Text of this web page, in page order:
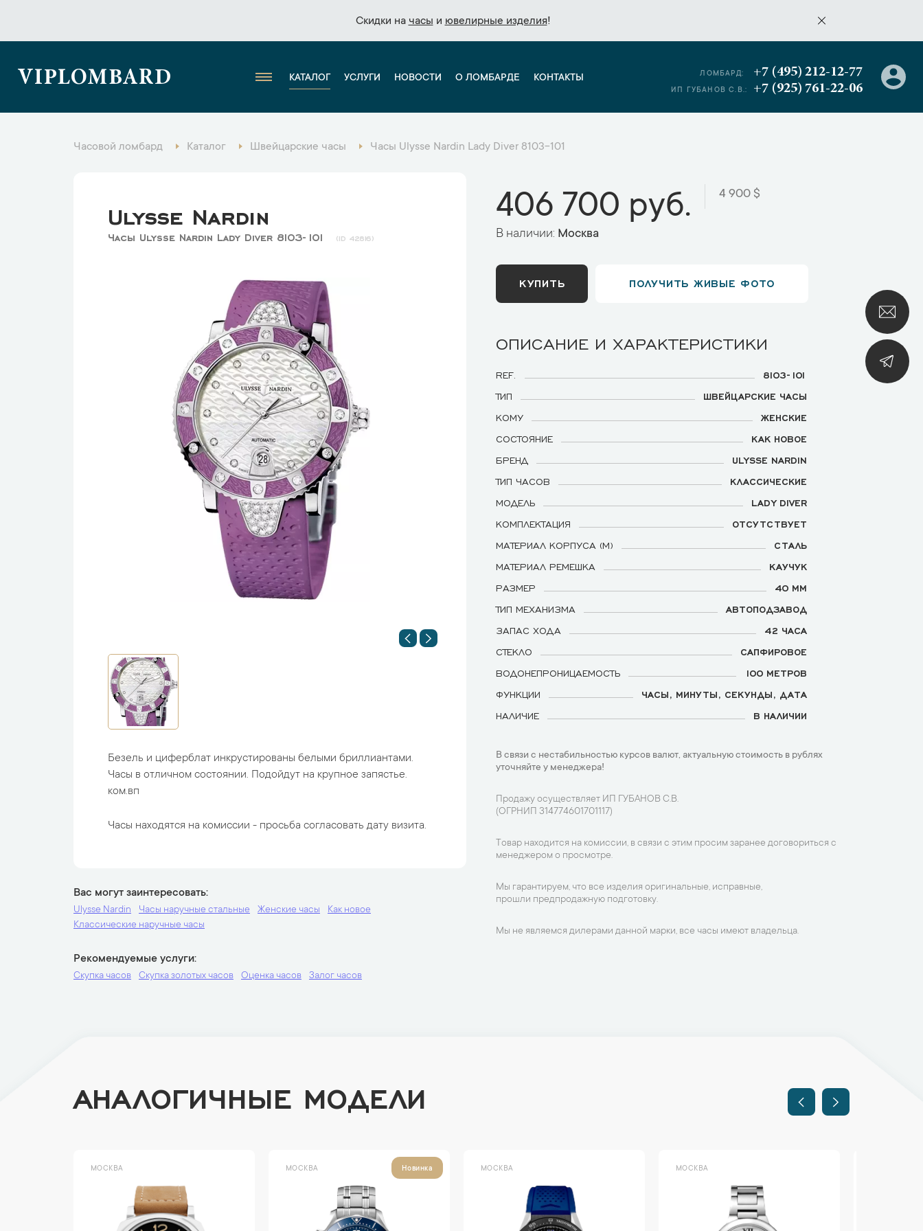
Скидки на часы и ювелирные изделия!
Скидки на часы и ювелирные изделия!
VIPLOMBARD КАТАЛОГ УСЛУГИ НОВОСТИ О ЛОМБАРДЕ КОНТАКТЫ ЛОМБАРД: +7 (495) 212-12-77
ИП ГУБАНОВ С.В.: +7 (925) 761-22-06
Часовой ломбард Каталог Швейцарские часы Часы Ulysse Nardin Lady Diver 8103-101
Ulysse Nardin
Часы Ulysse Nardin Lady Diver 8103-101 42816
Безель и циферблат инкрустированы белыми бриллиантами.
Часы в отличном состоянии. Подойдут на крупное запястье.
ком.вп
Часы находятся на комиссии - просьба согласовать дату визита.
Вас могут заинтересовать
Ulysse Nardin Часы наручные стальные Женские часы
Как новое
Классические наручные часы
Рекомендуемые услуги
Скупка часов Скупка золотых часов Оценка часов Залог часов
406 700 руб. 4 900 $
В наличии: Москва
КУПИТЬ ПОЛУЧИТЬ ЖИВЫЕ ФОТО
ОПИСАНИЕ И ХАРАКТЕРИСТИКИ
REF.
8103-101
ТИП
ШВЕЙЦАРСКИЕ ЧАСЫ
КОМУ
ЖЕНСКИЕ
СОСТОЯНИЕ
КАК НОВОЕ
БРЕНД
ULYSSE NARDIN
ТИП ЧАСОВ
КЛАССИЧЕСКИЕ
МОДЕЛЬ
LADY DIVER
КОМПЛЕКТАЦИЯ
ОТСУТСТВУЕТ
МАТЕРИАЛ КОРПУСА (М)
СТАЛЬ
МАТЕРИАЛ РЕМЕШКА
КАУЧУК
РАЗМЕР
40 ММ
ТИП МЕХАНИЗМА
АВТОПОДЗАВОД
ЗАПАС ХОДА
42 ЧАСА
СТЕКЛО
САПФИРОВОЕ
ВОДОНЕПРОНИЦАЕМОСТЬ
100 МЕТРОВ
ФУНКЦИИ
ЧАСЫ, МИНУТЫ, СЕКУНДЫ, ДАТА
НАЛИЧИЕ
В НАЛИЧИИ
В связи с нестабильностью курсов валют, актуальную стоимость в рублях
уточняйте у менеджера!
Продажу осуществляет ИП ГУБАНОВ С.В.
(ОГРНИП 314774601701117)
Товар находится на комиссии, в связи с этим просим заранее договориться с
менеджером о просмотре.
Мы гарантируем, что все изделия оригинальные, исправные,
прошли предпродажную подготовку.
Мы не являемся дилерами данной марки, все часы имеют владельца.
АНАЛОГИЧНЫЕ МОДЕЛИ
МОСКВА МОСКВА Новинка МОСКВА МОСКВА